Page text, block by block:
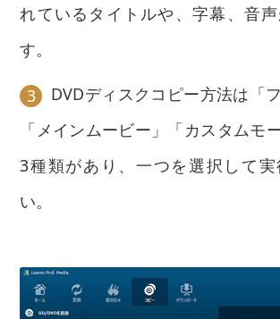
れているタイトルや、字幕、音
す。
3
DVDディスクコピー方法は「
「メインムービー」「カスタムモ
3種類があり、一つを選択して実
い。